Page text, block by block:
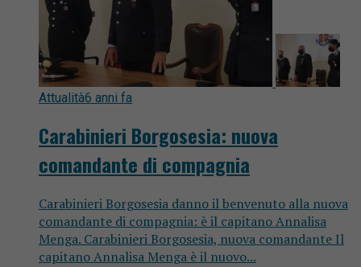
Attualità6 anni fa
Carabinieri Borgosesia: nuova
comandante di compagnia
Carabinieri Borgosesia danno il benvenuto alla nuova
comandante di compagnia: è il capitano Annalisa
Menga. Carabinieri Borgosesia, nuova comandante Il
capitano Annalisa Menga è il nuovo...